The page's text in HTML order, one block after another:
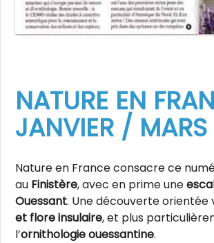
NATURE EN
JANVIER /
Nature en France consacre ce
au Finistère, avec en prime une
Ouessant. Une découverte orientée
et flore insulaire, et plus
l’ornithologie ouessantine.